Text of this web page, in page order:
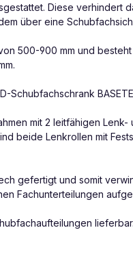
Diese
über eine
500-900 mm und
Schubfachschrank
mit 2 leitfähigen
beide Lenkrollen mit
gefertigt und somit
Fachunterteilungen
lieferbar.